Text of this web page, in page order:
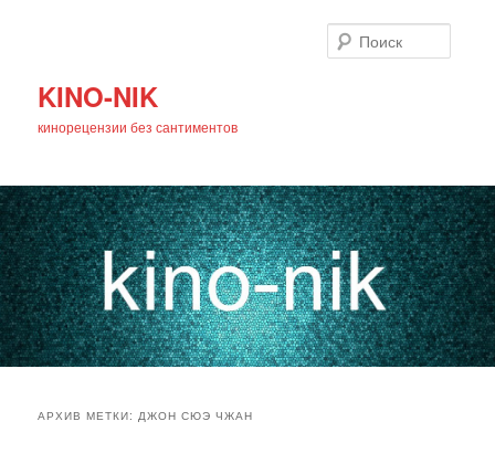
KINO-NIK
кинорецензии без сантиментов
АРХИВ МЕТКИ:ДЖОН СЮЭ ЧЖАН